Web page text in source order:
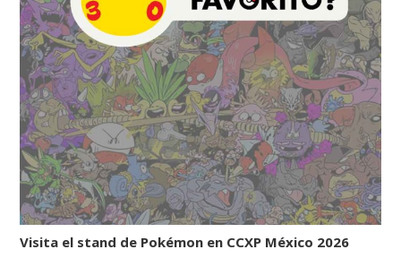
Visita el stand de Pokémon en CCXP México 2026